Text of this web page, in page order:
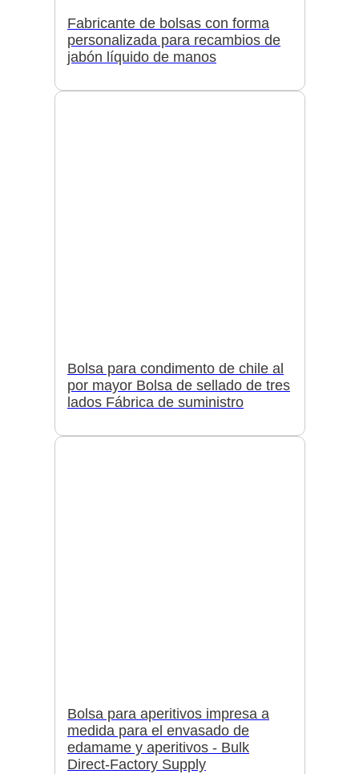
Fabricante de bolsas con forma
personalizada para recambios de
jabón líquido de manos
Bolsa para condimento de chile al
por mayor Bolsa de sellado de tres
lados Fábrica de suministro
Bolsa para aperitivos impresa a
medida para el envasado de
edamame y aperitivos - Bulk
Direct-Factory Supply